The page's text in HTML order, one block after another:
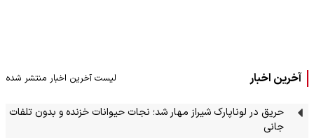
آخرین اخبار لیست آخرین اخبار منتشر شده
حریق در لوناپارک شیراز مهار شد؛ نجات حیوانات خزنده و بدون تلفات
جانی